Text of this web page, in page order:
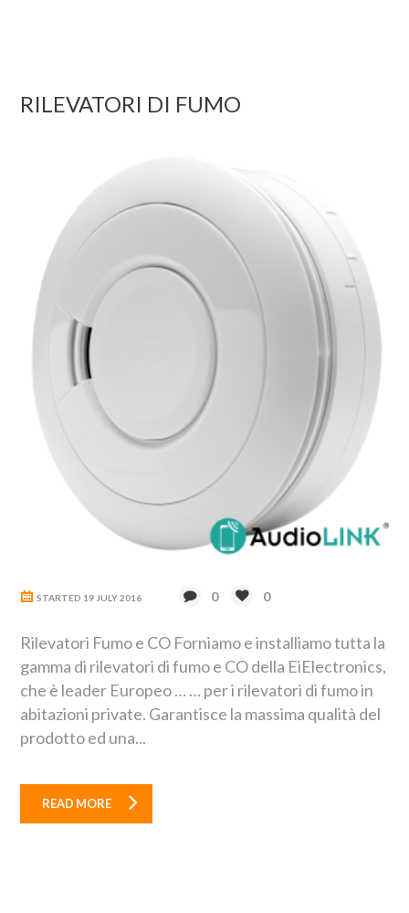
RILEVATORI DI FUMO
STARTED 19 JULY 2016 0 0
Rilevatori Fumo e CO Forniamo e installiamo tutta la
gamma di rilevatori di fumo e CO della EiElectronics,
che è leader Europeo … … per i rilevatori di fumo in
abitazioni private. Garantisce la massima qualità del
prodotto ed una...
READ MORE